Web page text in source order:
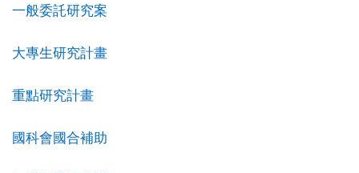
一般委託研究案
大專生研究計畫
重點研究計畫
國科會國合補助